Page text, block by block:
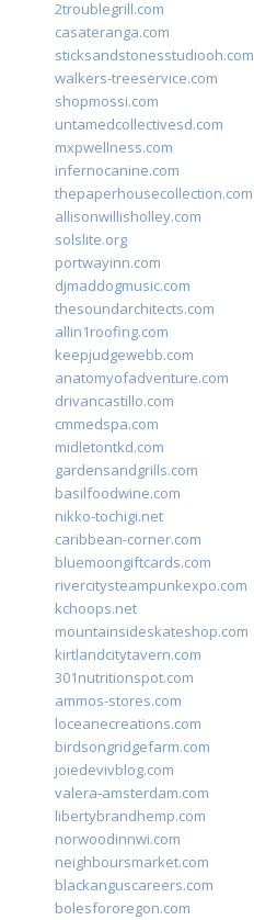
2troublegrill.com
casateranga.com
sticksandstonesstudiooh.com
walkers-treeservice.com
shopmossi.com
untamedcollectivesd.com
mxpwellness.com
infernocanine.com
thepaperhousecollection.com
allisonwillisholley.com
solslite.org
portwayinn.com
djmaddogmusic.com
thesoundarchitects.com
allin1roofing.com
keepjudgewebb.com
anatomyofadventure.com
drivancastillo.com
cmmedspa.com
midletontkd.com
gardensandgrills.com
basilfoodwine.com
nikko-tochigi.net
caribbean-corner.com
bluemoongiftcards.com
rivercitysteampunkexpo.com
kchoops.net
mountainsideskateshop.com
kirtlandcitytavern.com
301nutritionspot.com
ammos-stores.com
loceanecreations.com
birdsongridgefarm.com
joiedevivblog.com
valera-amsterdam.com
libertybrandhemp.com
norwoodinnwi.com
neighboursmarket.com
blackanguscareers.com
bolesfororegon.com